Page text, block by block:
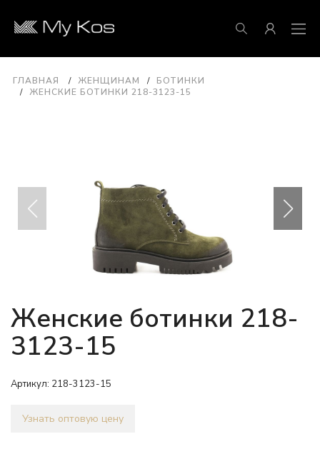
ГЛАВНАЯ ЖЕНЩИНАМ
БОТИНКИ
ЖЕНСКИЕ БОТИНКИ 218-3123-15
Женские ботинки 218-
3123-15
Артикул: 218-3123-15
Узнать оптовую цену